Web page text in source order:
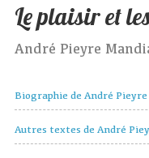
Le plaisir et
André Pieyre
Biographie de André
Autres textes de André